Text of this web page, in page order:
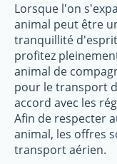
Lorsque l'on
animal peut être
tranquillité
profitez
animal de
pour le transport
accord avec les
Afin de respecter
animal, les offres
transport aérien.